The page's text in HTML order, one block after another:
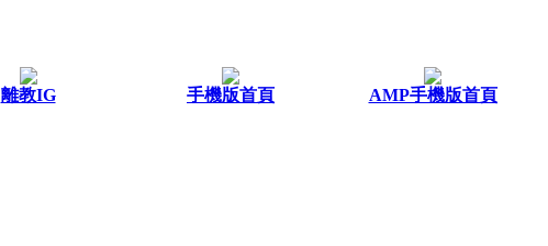
離教IG 手機版首頁 AMP手機版首頁